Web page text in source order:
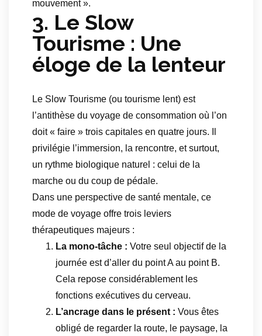
mouvement ».
3. Le Slow
Tourisme : Une
éloge de la lenteur
Le Slow Tourisme (ou tourisme lent) est
l’antithèse du voyage de consommation où l’on
doit « faire » trois capitales en quatre jours. Il
privilégie l’immersion, la rencontre, et surtout,
un rythme biologique naturel : celui de la
marche ou du coup de pédale.
Dans une perspective de santé mentale, ce
mode de voyage offre trois leviers
thérapeutiques majeurs :
La mono-tâche : Votre seul objectif de la
journée est d’aller du point A au point B.
Cela repose considérablement les
fonctions exécutives du cerveau.
L’ancrage dans le présent : Vous êtes
obligé de regarder la route, le paysage, la